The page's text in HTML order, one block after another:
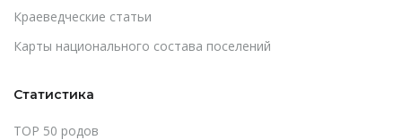
Краеведческие статьи
Карты национального состава поселений
Статистика
TOP 50 родов